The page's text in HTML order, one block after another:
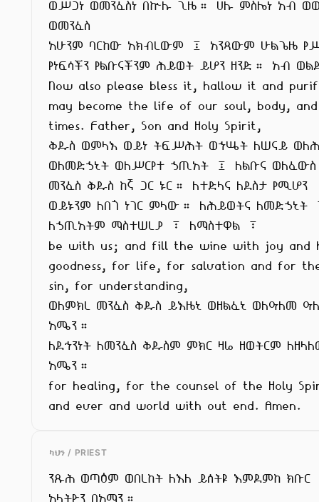
ወሥጋነ ወመንፈስነ በኵሉ ጊዜ። ሀሉ ምስሌነ አብ
ወመንፈስ
አሁንም ባርከው አክብረውም ፤ አንጻውም ሁልጌዜ
የነፍሳችን የልቡናችንም ሕይወት ይሆን ዘንድ። አብ
Now also please bless it, hallow it and
may become the life of our soul, body,
times. Father, Son and Holy Spirit,
ቅዱስ ወምላእ ወይነ ትፍሥሕት ወኀሤት ለሠናይ
ወለመድኃኒት ወለሥርየተ ኃጢአት ፤ ለልቡና ወለፈውስ
መንፈስ ቅዱስ ከኛ ጋር ኑር። ለተድላና ለደስታ የሚሆን
ወይኑንም ለበጎ ነገር ምላው። ለሕይወትና ለመድኃኒት
ለኃጢአትም ማስተሠረያ ፣ ለማስተዋል ፣
be with us; and fill the wine with joy and
goodness, for life, for salvation and for
sin, for understanding,
ወለምክረ መንፈስ ቅዱስ ይእዜኒ ወዘልፈኒ ወለዓለመ
አሜን።
ለደኅንነት ለመንፈስ ቅዱስም ምክር ዛሬ ዘወትርም
አሜን።
for healing, for the counsel of the Holy
and ever and world with out end. Amen.
ካህን / PRIEST
ንጹሕ ወጣዕም ወበረከት ለእለ ይሰትዩ እምደምከ ክቡር
አላትዮን በአማን።